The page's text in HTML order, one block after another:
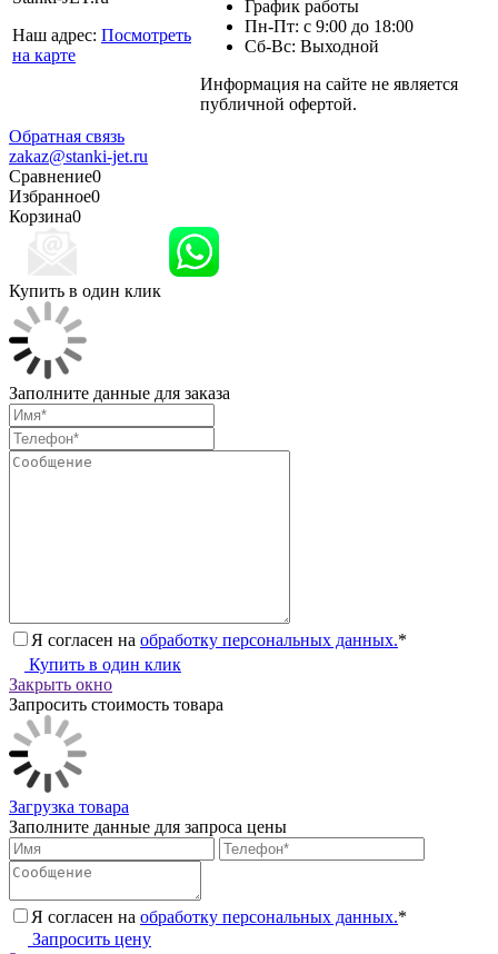
Наш адрес: Посмотреть
на карте
График работы
Пн-Пт: с 9:00 до 18:00
Сб-Вс: Выходной
Информация на сайте не является
публичной офертой.
Обратная связь
zakaz@stanki-jet.ru
Сравнение0
Избранное0
Корзина0
Купить в один клик
Заполните данные для заказа
Я согласен на обработку персональных данных.*
Купить в один клик
Закрыть окно
Запросить стоимость товара
Загрузка товара
Заполните данные для запроса цены
Я согласен на обработку персональных данных.*
Запросить цену